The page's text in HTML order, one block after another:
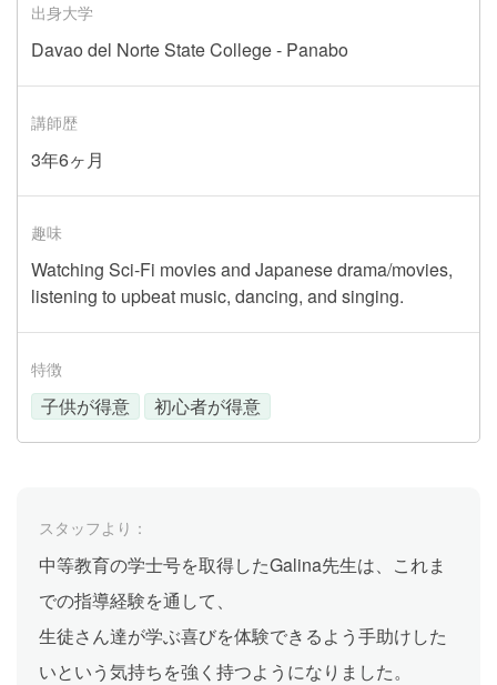
出身大学
Davao del Norte State College - Panabo
講師歴
3年6ヶ月
趣味
Watching Sci-Fi movies and Japanese drama/movies,
listening to upbeat music, dancing, and singing.
特徴
子供が得意 初心者が得意
スタッフより：
中等教育の学士号を取得したGalina先生は、これま
での指導経験を通して、
生徒さん達が学ぶ喜びを体験できるよう手助けした
いという気持ちを強く持つようになりました。